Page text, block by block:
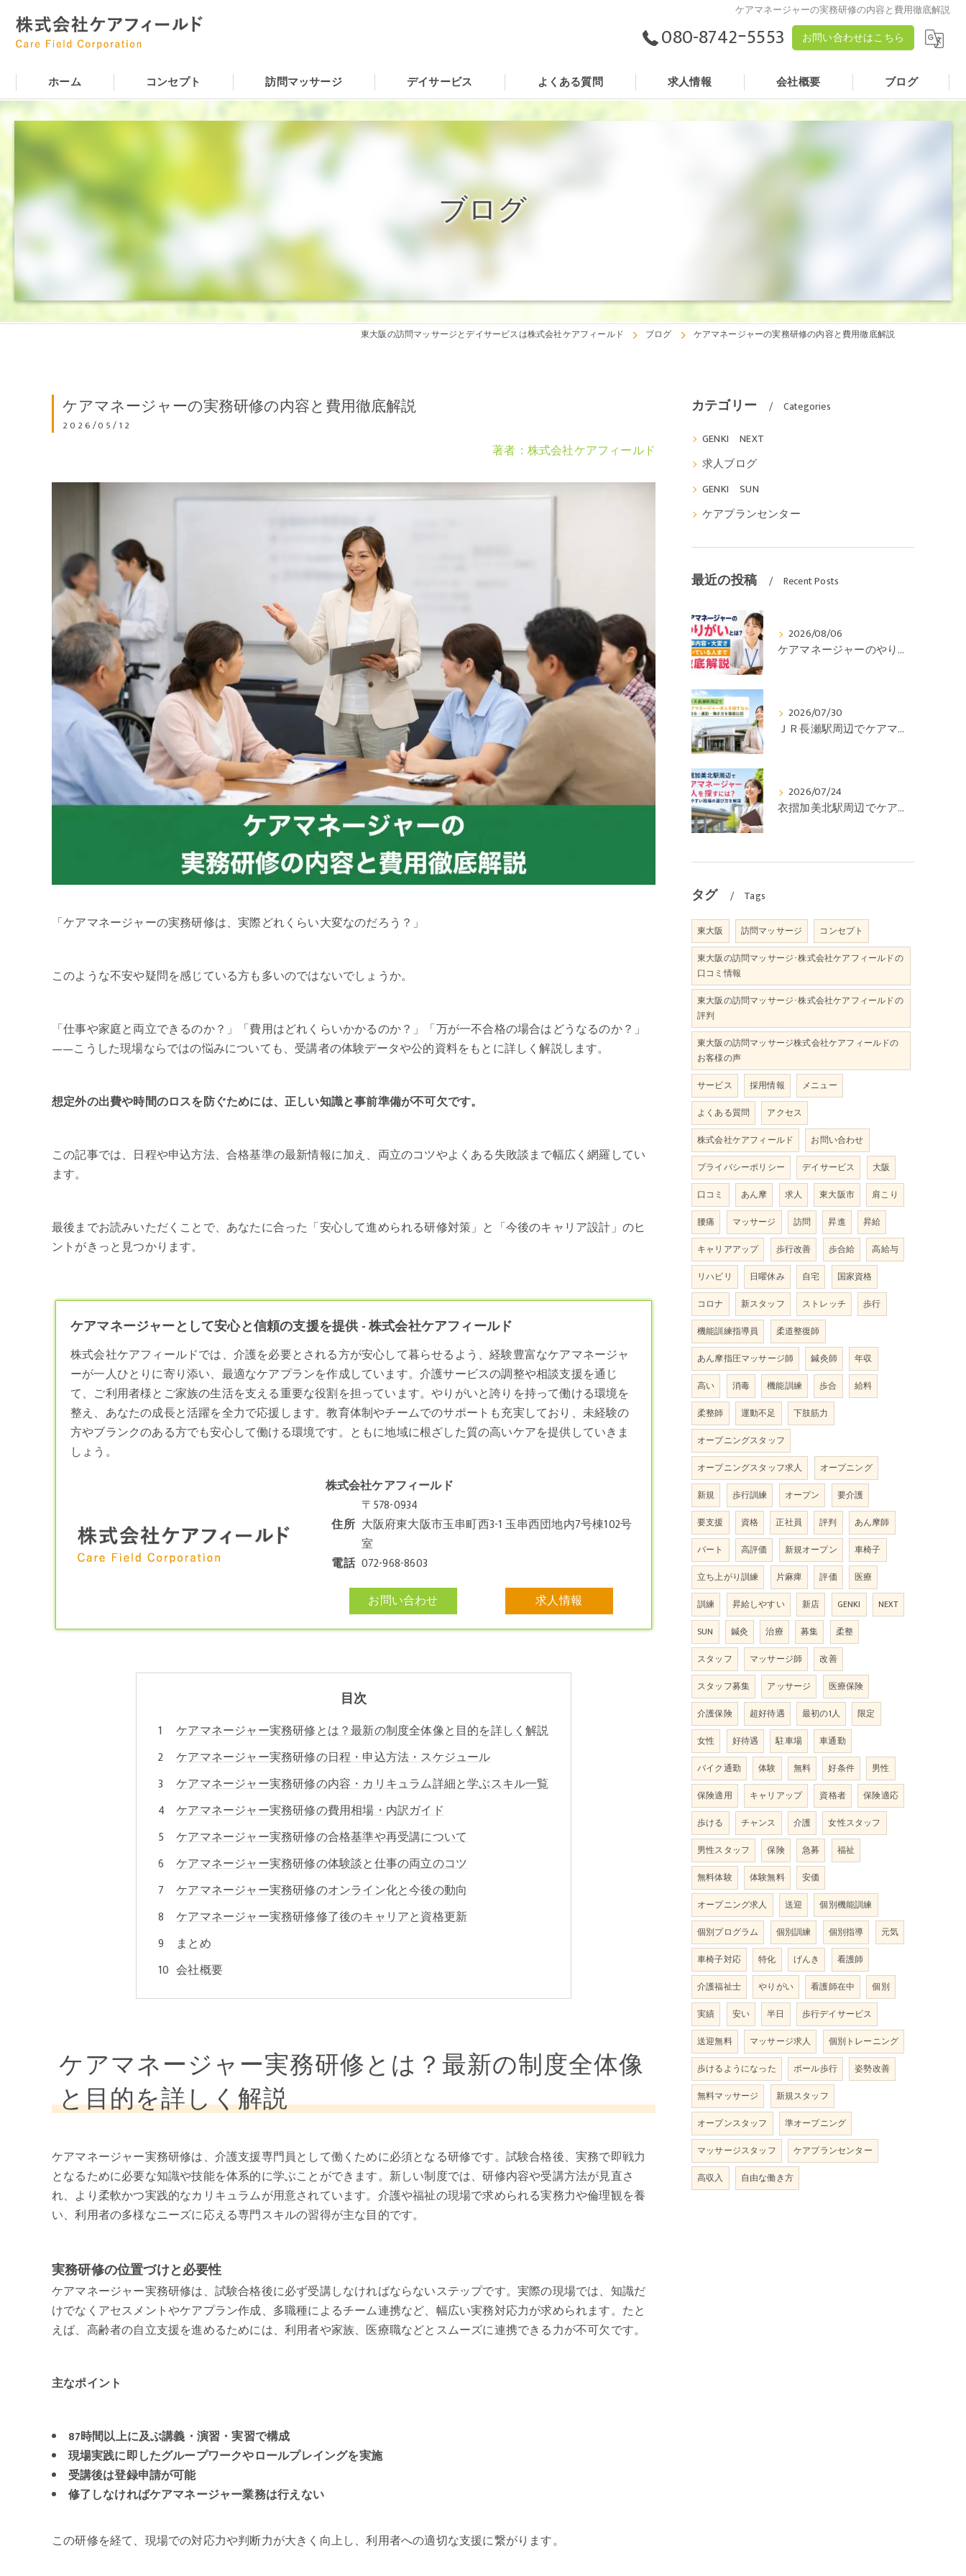
ケアマネージャーの実務研修の内容と費用徹底解説
080-8742ｰ5553 お問い合わせはこちら
ホーム コンセプト
東大阪の訪問マッサージ･株式会社ケアフィールドの口コミ情報
東大阪の訪問マッサージ・株式会社ケアフィールドの評判
東大阪の訪問マッサージ･株式会社ケアフィールドのお客様の声
訪問マッサージ デイサービス よくある質問 求人情報 会社概要 ブログ
ブログ
東大阪の訪問マッサージとデイサービスは株式会社ケアフィールド ブログ ケアマネージャーの実務研修の内容と費用徹底解説
ケアマネージャーの実務研修の内容と費用徹底解説
2026/05/12
著者：株式会社ケアフィールド
「ケアマネージャーの実務研修は、実際どれくらい大変なのだろう？」
このような不安や疑問を感じている方も多いのではないでしょうか。
「仕事や家庭と両立できるのか？」「費用はどれくらいかかるのか？」「万が一不合格の場合はどうなるのか？」
——こうした現場ならではの悩みについても、受講者の体験データや公的資料をもとに詳しく解説します。
想定外の出費や時間のロスを防ぐためには、正しい知識と事前準備が不可欠です。
この記事では、日程や申込方法、合格基準の最新情報に加え、両立のコツやよくある失敗談まで幅広く網羅してい
ます。
最後までお読みいただくことで、あなたに合った「安心して進められる研修対策」と「今後のキャリア設計」のヒ
ントがきっと見つかります。
ケアマネージャーとして安心と信頼の支援を提供 - 株式会社ケアフィールド
株式会社ケアフィールドでは、介護を必要とされる方が安心して暮らせるよう、経験豊富なケアマネージャ
ーが一人ひとりに寄り添い、最適なケアプランを作成しています。介護サービスの調整や相談支援を通じ
て、ご利用者様とご家族の生活を支える重要な役割を担っています。やりがいと誇りを持って働ける環境を
整え、あなたの成長と活躍を全力で応援します。教育体制やチームでのサポートも充実しており、未経験の
方やブランクのある方でも安心して働ける環境です。ともに地域に根ざした質の高いケアを提供していきま
しょう。
株式会社ケアフィールド
住所
〒578-0934
大阪府東大阪市玉串町西3-1 玉串西団地内7号棟102号
室
電話 072-968-8603
お問い合わせ
求人情報
目次
ケアマネージャー実務研修とは？最新の制度全体像と目的を詳しく解説
ケアマネージャー実務研修の日程・申込方法・スケジュール
ケアマネージャー実務研修の内容・カリキュラム詳細と学ぶスキル一覧
ケアマネージャー実務研修の費用相場・内訳ガイド
ケアマネージャー実務研修の合格基準や再受講について
ケアマネージャー実務研修の体験談と仕事の両立のコツ
ケアマネージャー実務研修のオンライン化と今後の動向
ケアマネージャー実務研修修了後のキャリアと資格更新
まとめ
会社概要
ケアマネージャー実務研修とは？最新の制度全体像
と目的を詳しく解説
ケアマネージャー実務研修は、介護支援専門員として働くために必須となる研修です。試験合格後、実務で即戦力
となるために必要な知識や技能を体系的に学ぶことができます。新しい制度では、研修内容や受講方法が見直さ
れ、より柔軟かつ実践的なカリキュラムが用意されています。介護や福祉の現場で求められる実務力や倫理観を養
い、利用者の多様なニーズに応える専門スキルの習得が主な目的です。
実務研修の位置づけと必要性
ケアマネージャー実務研修は、試験合格後に必ず受講しなければならないステップです。実際の現場では、知識だ
けでなくアセスメントやケアプラン作成、多職種によるチーム連携など、幅広い実務対応力が求められます。たと
えば、高齢者の自立支援を進めるためには、利用者や家族、医療職などとスムーズに連携できる力が不可欠です。
主なポイント
87時間以上に及ぶ講義・演習・実習で構成
現場実践に即したグループワークやロールプレイングを実施
受講後は登録申請が可能
修了しなければケアマネージャー業務は行えない
この研修を経て、現場での対応力や判断力が大きく向上し、利用者への適切な支援に繋がります。
カテゴリー Categories
GENKI NEXT
求人ブログ
GENKI SUN
ケアプランセンター
最近の投稿 Recent Posts
2026/08/06
ケアマネージャーのやりがいとは？仕事内容・大変さ・向いている人まで徹底解説
2026/07/30
ＪＲ長瀬駅周辺でケアマネージャー求人を探すなら｜給与・通勤・働き方を徹底比較
2026/07/24
衣摺加美北駅周辺でケアマネージャー求人を探すには？働きやすい職場の選び方を解説
タグ Tags
東大阪 訪問マッサージ
コンセプト
東大阪の訪問マッサージ･株式会社ケアフィールドの
口コミ情報
東大阪の訪問マッサージ･株式会社ケアフィールドの
評判
東大阪の訪問マッサージ株式会社ケアフィールドの
お客様の声
サービス
採用情報
メニュー
よくある質問
アクセス
株式会社ケアフィールド
お問い合わせ
プライバシーポリシー
デイサービス
大阪
口コミ
あん摩 求人 東大阪市
肩こり
腰痛
マッサージ 訪問 昇進
昇給
キャリアアップ
歩行改善 歩合給
高給与
リハビリ
日曜休み 自宅
国家資格
コロナ
新スタッフ ストレッチ
歩行
機能訓練指導員
柔道整復師
あん摩指圧マッサージ師
鍼灸師
年収
高い
消毒 機能訓練 歩合
給料
柔整師
運動不足
下肢筋力
オープニングスタッフ
オープニングスタッフ求人
オープニング
新規
歩行訓練 オープン
要介護
要支援
資格 正社員 評判
あん摩師
パート
高評価 新規オープン
車椅子
立ち上がり訓練
片麻痺 評価
医療
訓練
昇給しやすい 新店 GENKI
NEXT
SUN
鍼灸 治療 募集
柔整
スタッフ
マッサージ師
改善
スタッフ募集
アッサージ
医療保険
介護保険
超好待遇 最初の1人
限定
女性
好待遇 駐車場
車通勤
バイク通勤
体験 無料 好条件
男性
保険適用
キャリアップ 資格者
保険適応
歩ける
チャンス 介護
女性スタッフ
男性スタッフ
保険 急募
福祉
無料体験
体験無料
安価
オープニング求人
送迎
個別機能訓練
個別プログラム
個別訓練 個別指導
元気
車椅子対応
特化 げんき
看護師
介護福祉士
やりがい 看護師在中
個別
実績
安い 半日
歩行デイサービス
送迎無料
マッサージ求人
個別トレーニング
歩けるようになった
ポール歩行
姿勢改善
無料マッサージ
新規スタッフ
オープンスタッフ
準オープニング
マッサージスタッフ
ケアプランセンター
高収入
自由な働き方